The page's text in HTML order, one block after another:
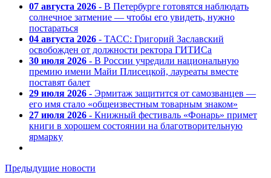
07 августа 2026 - В Петербурге готовятся наблюдать
солнечное затмение — чтобы его увидеть, нужно
постараться
04 августа 2026 - ТАСС: Григорий Заславский
освобожден от должности ректора ГИТИСа
30 июля 2026 - В России учредили национальную
премию имени Майи Плисецкой, лауреаты вместе
поставят балет
29 июля 2026 - Эрмитаж защитится от самозванцев —
его имя стало «общеизвестным товарным знаком»
27 июля 2026 - Книжный фестиваль «Фонарь» примет
книги в хорошем состоянии на благотворительную
ярмарку
Предыдущие новости